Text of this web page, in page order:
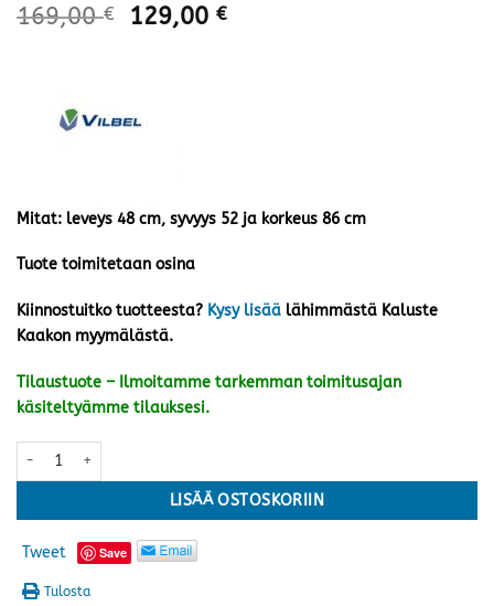
169,00€ 129,00€
Mitat: leveys 48 cm, syvyys 52 ja korkeus 86 cm
Tuote toimitetaan osina
Kiinnostuitko tuotteesta? Kysy lisää lähimmästä Kaluste
Kaakon myymälästä.
Tilaustuote – Ilmoitamme tarkemman toimitusajan
käsiteltyämme tilauksesi.
Lana tuoli, valkoinen/antiikkipetsi määrä
LISÄÄ OSTOSKORIIN
Tweet Save
Tulosta